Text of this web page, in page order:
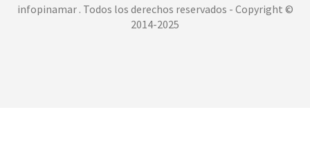
infopinamar . Todos los derechos reservados - Copyright ©
2014-2025